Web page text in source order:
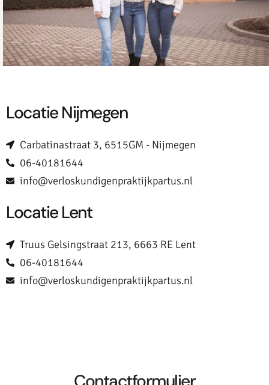
Locatie Nijmegen
Carbatinastraat 3, 6515GM - Nijmegen
06-40181644
info@verloskundigenpraktijkpartus.nl
Locatie Lent
Truus Gelsingstraat 213, 6663 RE Lent
06-40181644
info@verloskundigenpraktijkpartus.nl